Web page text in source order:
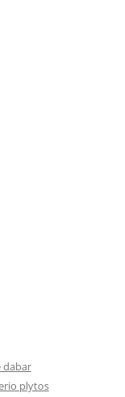
dabar
plytos